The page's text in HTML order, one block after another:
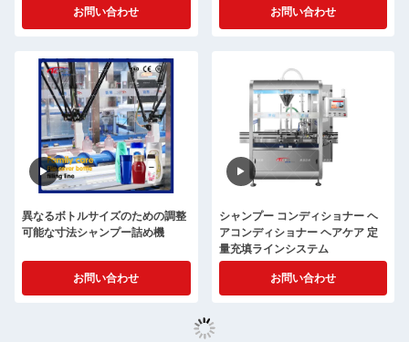
お問い合わせ お問い合わせ
異なるボトルサイズのための調整
可能な寸法シャンプー詰め機
お問い合わせ
シャンプー コンディショナー ヘ
アコンディショナー ヘアケア 定
量充填ラインシステム
お問い合わせ